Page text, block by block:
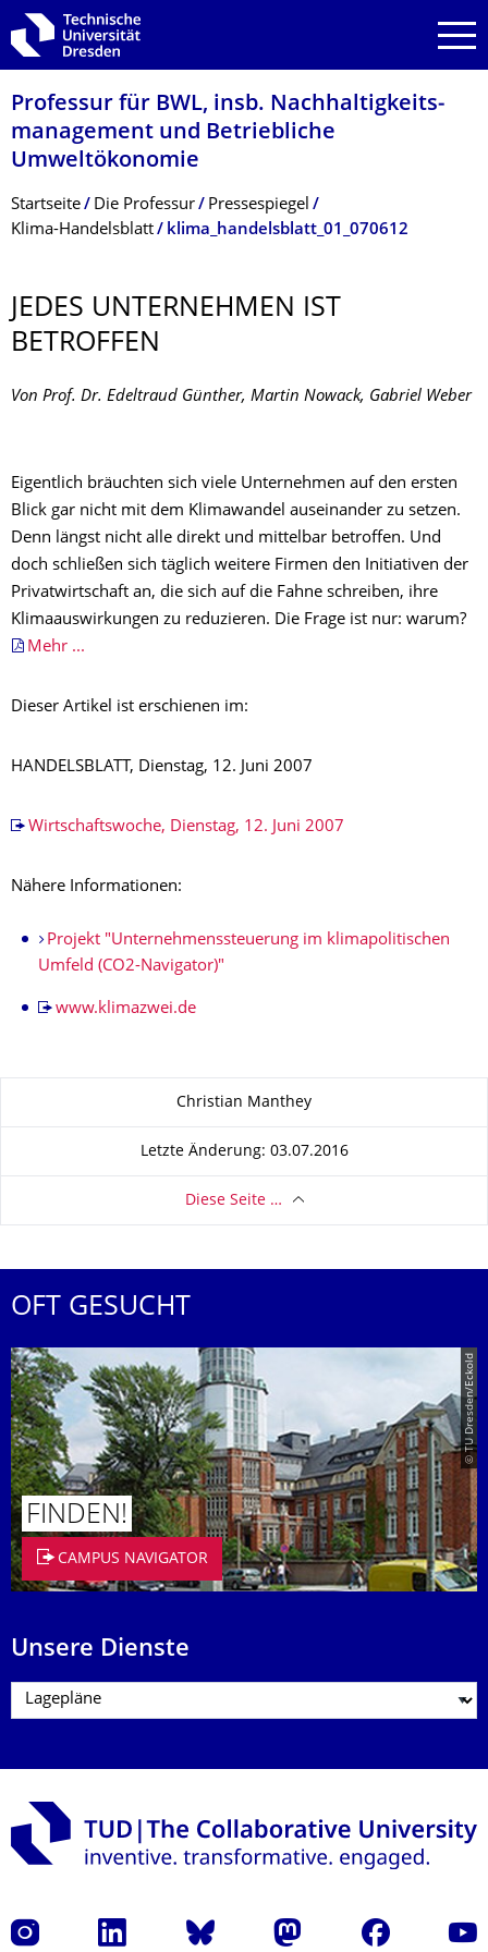
Zur Hauptnavigation springen
Zur Suche springen
Zum Inhalt springen
Professur für BWL, insb. Nachhaltigkeits­
management und Betriebliche
Umweltökonomie
Breadcrumb-Menü
Startseite Die Professur
Pressespiegel
Klima-Handelsblatt
klima_handelsblatt_01_070612
JEDES UNTERNEHMEN IST
BETROFFEN
Von Prof. Dr. Edeltraud Günther, Martin Nowack, Gabriel Weber
Eigentlich bräuchten sich viele Unternehmen auf den ersten
Blick gar nicht mit dem Klimawandel auseinander zu setzen.
Denn längst nicht alle direkt und mittelbar betroffen. Und
doch schließen sich täglich weitere Firmen den Initiativen der
Privatwirtschaft an, die sich auf die Fahne schreiben, ihre
Klimaauswirkungen zu reduzieren. Die Frage ist nur: warum?
Mehr ...
Dieser Artikel ist erschienen im:
HANDELSBLATT, Dienstag, 12. Juni 2007
Wirtschaftswoche, Dienstag, 12. Juni 2007
Nähere Informationen:
Projekt "Unternehmenssteuerung im klimapolitischen
Umfeld (CO2-Navigator)"
www.klimazwei.de
Christian Manthey
Letzte Änderung: 03.07.2016
Diese Seite …
OFT GESUCHT
© TU Dresden/Eckold
FINDEN!
CAMPUS NAVIGATOR
Unsere Dienste
Instagram LinkedIn Bluesky Mastodon Facebook